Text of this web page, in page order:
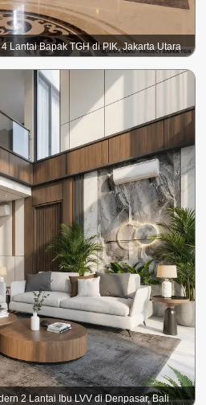
Lantai Bapak TGH di PIK, Jakarta Utara
2 Lantai Ibu LVV di Denpasar, Bali